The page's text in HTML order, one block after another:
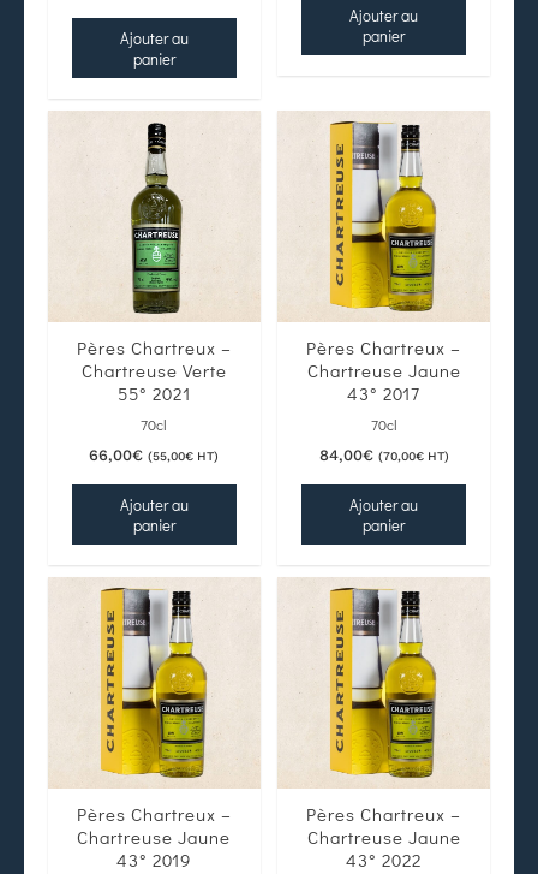
Ajouter au
panier
Ajouter au
panier
Pères Chartreux –
Chartreuse Verte
55° 2021
70cl
66,00€ (55,00€ HT)
Ajouter au
panier
Pères Chartreux –
Chartreuse Jaune
43° 2017
70cl
84,00€ (70,00€HT)
Ajouter au
panier
Pères Chartreux –
Chartreuse Jaune
43° 2019
Pères Chartreux –
Chartreuse Jaune
43° 2022